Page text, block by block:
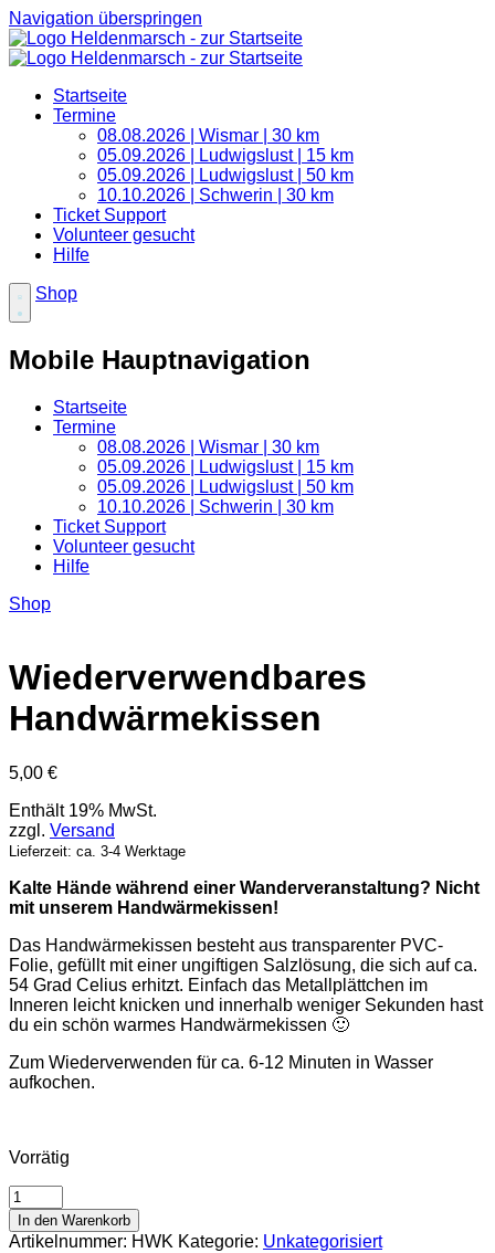
Navigation überspringen
Startseite
Termine
08.08.2026 | Wismar | 30 km
05.09.2026 | Ludwigslust | 15 km
05.09.2026 | Ludwigslust | 50 km
10.10.2026 | Schwerin | 30 km
Ticket Support
Volunteer gesucht
Hilfe
Shop
Mobile Hauptnavigation
Startseite
Termine
08.08.2026 | Wismar | 30 km
05.09.2026 | Ludwigslust | 15 km
05.09.2026 | Ludwigslust | 50 km
10.10.2026 | Schwerin | 30 km
Ticket Support
Volunteer gesucht
Hilfe
Shop
Wiederverwendbares
Handwärmekissen
5,00 €
Enthält 19% MwSt.
zzgl. Versand
Lieferzeit: ca. 3-4 Werktage
Kalte Hände während einer Wanderveranstaltung? Nicht
mit unserem Handwärmekissen!
Das Handwärmekissen besteht aus transparenter PVC-
Folie, gefüllt mit einer ungiftigen Salzlösung, die sich auf ca.
54 Grad Celius erhitzt. Einfach das Metallplättchen im
Inneren leicht knicken und innerhalb weniger Sekunden hast
du ein schön warmes Handwärmekissen 🙂
Zum Wiederverwenden für ca. 6-12 Minuten in Wasser
aufkochen.
Vorrätig
Wiederverwendbares
Handwärmekissen
Menge
In den Warenkorb
Artikelnummer: HWK Kategorie: Unkategorisiert